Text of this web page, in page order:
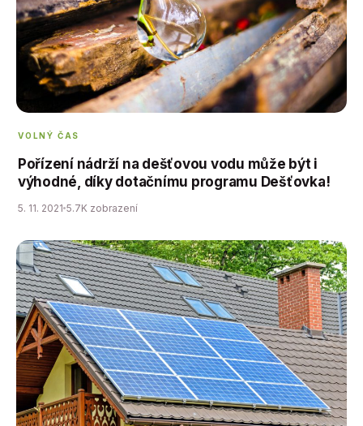
VOLNÝ ČAS
Pořízení nádrží na dešťovou vodu může být i
výhodné, díky dotačnímu programu Dešťovka!
5. 11. 2021 5.7K zobrazení